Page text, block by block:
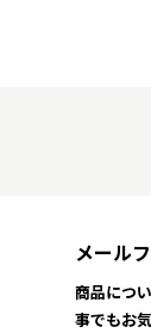
メール
商品につ
事でもお